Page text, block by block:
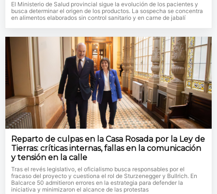
El Ministerio de Salud provincial sigue la evolución de los pacientes y
busca determinar el origen de los productos. La sospecha se concentra
en alimentos elaborados sin control sanitario y en carne de jabalí
Reparto de culpas en la Casa Rosada por la Ley de
Tierras: críticas internas, fallas en la comunicación
y tensión en la calle
Tras el revés legislativo, el oficialismo busca responsables por el
fracaso del proyecto y cuestiona el rol de Sturzenegger y Bullrich. En
Balcarce 50 admitieron errores en la estrategia para defender la
iniciativa y minimizaron el alcance de las protestas